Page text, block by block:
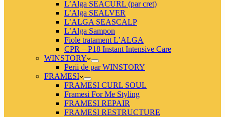
L’Alga SEACURL (par cret)
L’Alga SEALVER
L’ALGA SEASCALP
L’Alga Sampon
Fiole tratament L’ALGA
CPR – P18 Instant Intensive Care
WINSTORY
Perii de par WINSTORY
FRAMESI
FRAMESI CURL SOUL
Framesi For Me Styling
FRAMESI REPAIR
FRAMESI RESTRUCTURE